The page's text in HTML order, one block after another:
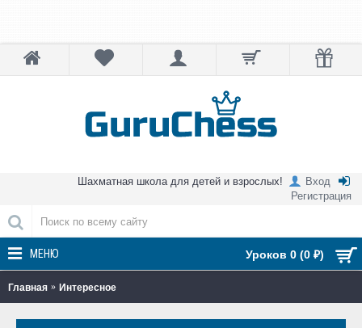
Шахматная школа для детей и взрослых!
Вход
Регистрация
Уроков 0 (0 ₽)
МЕНЮ
Главная Интересное